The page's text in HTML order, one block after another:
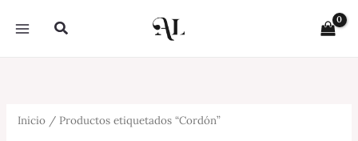
Buscar
Inicio / Productos etiquetados “Cordón”